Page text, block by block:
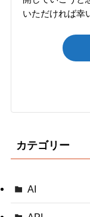
いただければ幸
カテゴリー
AI